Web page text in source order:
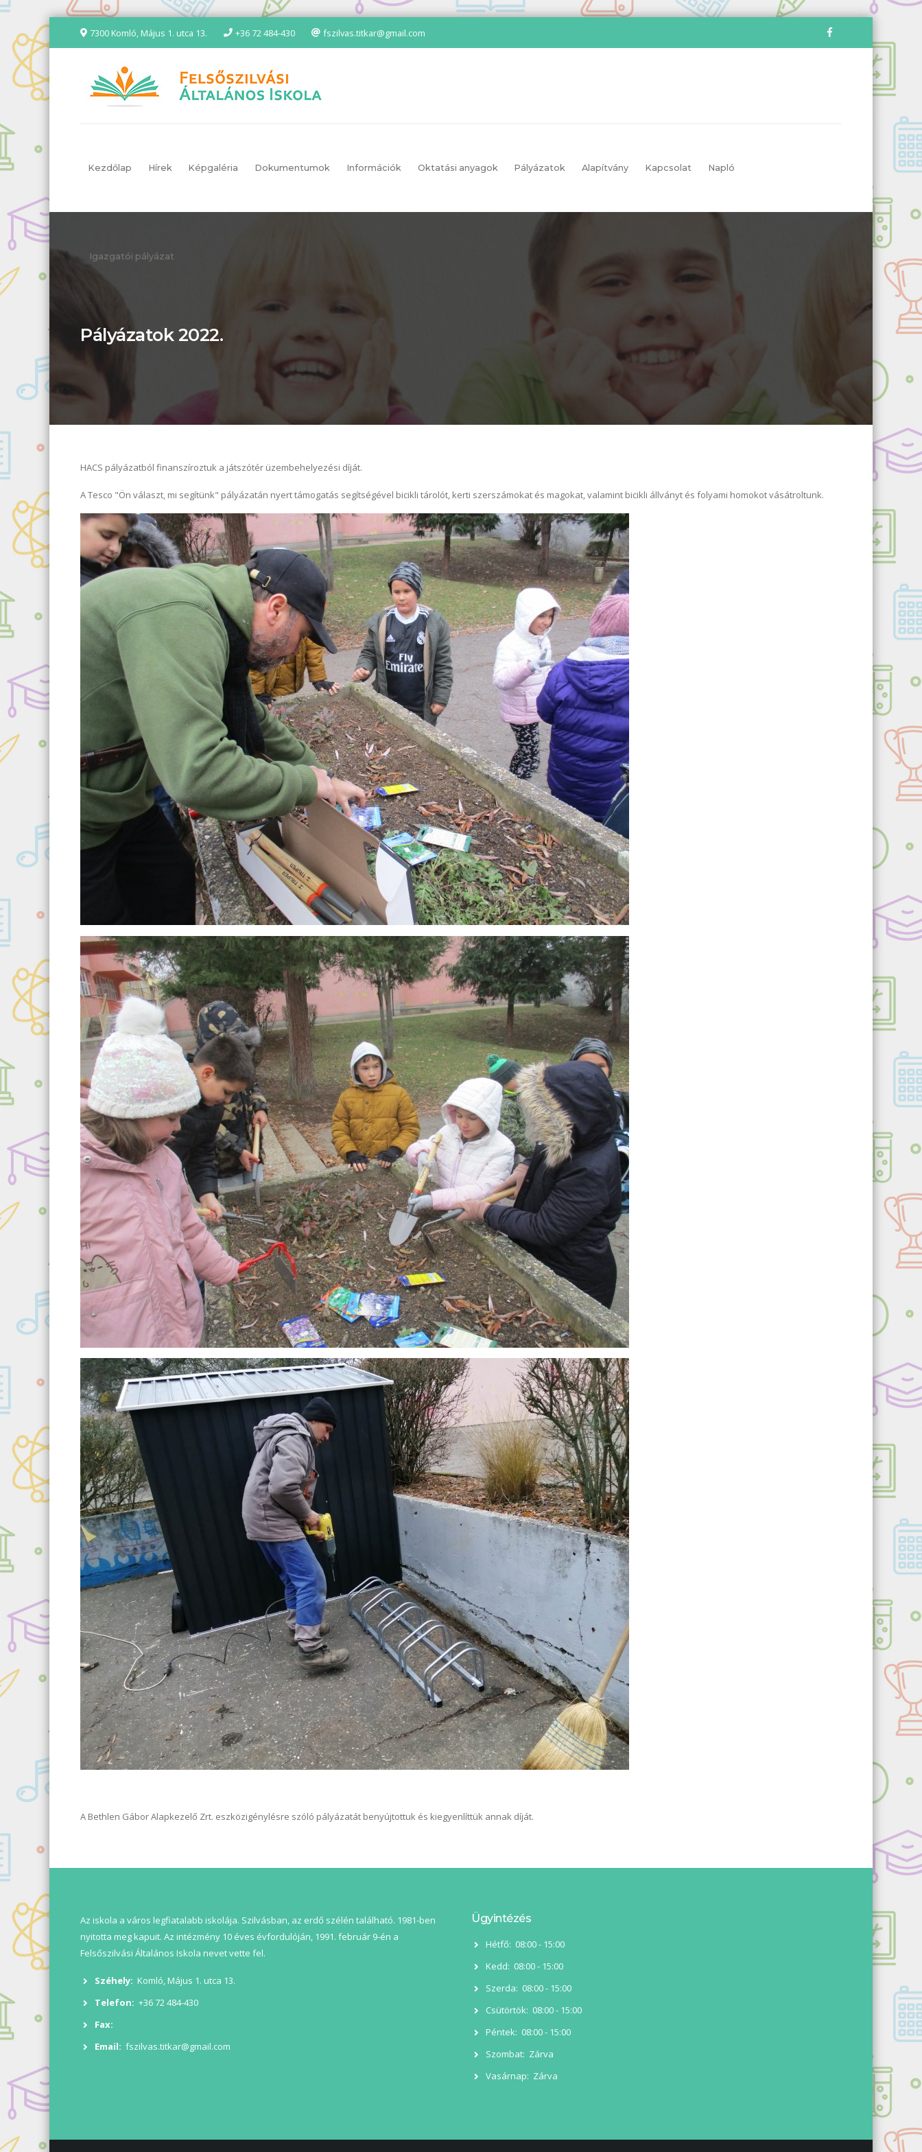
7300 Komló, Május 1. utca 13. +36 72 484-430 fszilvas.titkar@gmail.com
Kezdőlap Hírek Képgaléria Dokumentumok Információk Oktatási anyagok Pályázatok Alapítvány Kapcsolat Napló
Igazgatói pályázat
Pályázatok 2022.
HACS pályázatból finanszíroztuk a játszótér üzembehelyezési díját.
A Tesco "Ön választ, mi segítünk" pályázatán nyert támogatás segítségével bicikli tárolót, kerti szerszámokat és magokat, valamint bicikli állványt és folyami homokot vásátroltunk.
A Bethlen Gábor Alapkezelő Zrt. eszközigénylésre szóló pályázatát benyújtottuk és kiegyenlíttük annak díját.
Az iskola a város legfiatalabb iskolája. Szilvásban, az erdő szélén található. 1981-ben
nyitotta meg kapuit. Az intézmény 10 éves évfordulóján, 1991. február 9-én a
Felsőszilvási Általános Iskola nevet vette fel.
Széhely: Komló, Május 1. utca 13.
Telefon: +36 72 484-430
Fax:
Email: fszilvas.titkar@gmail.com
Ügyintézés
Hétfő: 08:00 - 15:00
Kedd: 08:00 - 15:00
Szerda: 08:00 - 15:00
Csütörtök: 08:00 - 15:00
Péntek: 08:00 - 15:00
Szombat: Zárva
Vasárnap: Zárva